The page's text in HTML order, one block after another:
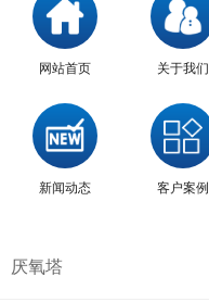
网站首页 关于我们
新闻动态 客户案例
厌氧塔